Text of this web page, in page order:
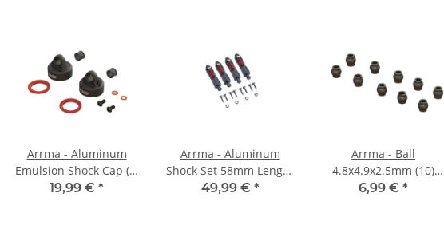
Arrma - Aluminum
Emulsion Shock Cap (2)
(ARA330812)
19,99 € *
Arrma - Aluminum
Shock Set 58mm Length
300cSt Oil (4): GROM
49,99 € *
Arrma - Ball
4.8x4.9x2.5mm (10)
(ARA330804)
6,99 € *